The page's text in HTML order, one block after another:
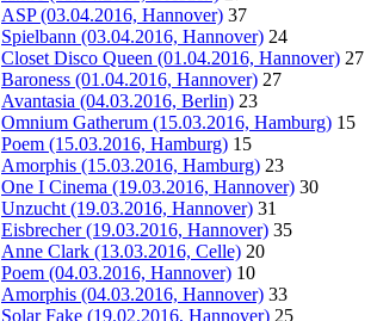
ASP (03.04.2016, Hannover) 37
Spielbann (03.04.2016, Hannover) 24
Closet Disco Queen (01.04.2016, Hannover) 27
Baroness (01.04.2016, Hannover) 27
Avantasia (04.03.2016, Berlin) 23
Omnium Gatherum (15.03.2016, Hamburg) 15
Poem (15.03.2016, Hamburg) 15
Amorphis (15.03.2016, Hamburg) 23
One I Cinema (19.03.2016, Hannover) 30
Unzucht (19.03.2016, Hannover) 31
Eisbrecher (19.03.2016, Hannover) 35
Anne Clark (13.03.2016, Celle) 20
Poem (04.03.2016, Hannover) 10
Amorphis (04.03.2016, Hannover) 33
Solar Fake (19.02.2016, Hannover) 25